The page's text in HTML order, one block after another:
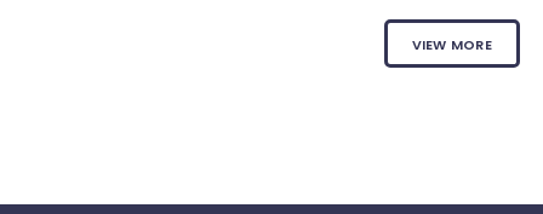
VIEW MORE